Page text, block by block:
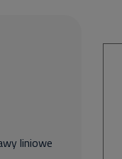
liniowe